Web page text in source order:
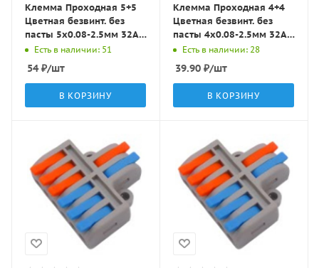
Клемма Проходная 5+5
Цветная безвинт. без
пасты 5x0.08-2.5мм 32A с
рычагами S102 LBT
Есть в наличии: 51
54₽/шт
В КОРЗИНУ
Клемма Проходная 4+4
Цветная безвинт. без
пасты 4x0.08-2.5мм 32A с
рычагами S812 LBT
Есть в наличии: 28
39.90 ₽/шт
В КОРЗИНУ